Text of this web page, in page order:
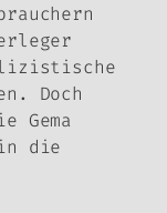
Doch
Gema
die